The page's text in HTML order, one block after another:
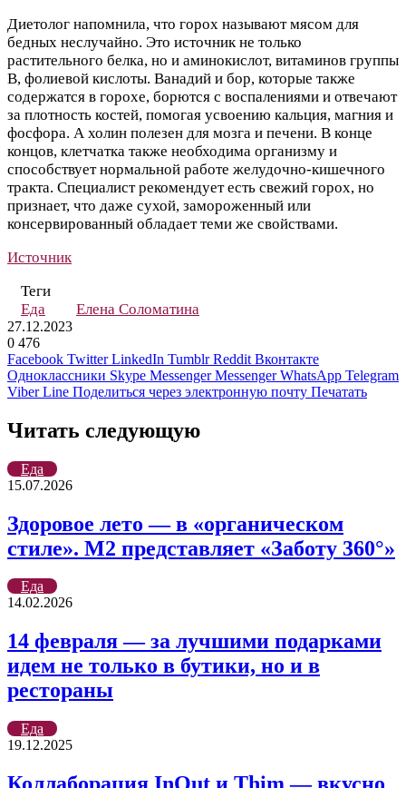
Диетолог напомнила, что горох называют мясом для
бедных неслучайно. Это источник не только
растительного белка, но и аминокислот, витаминов группы
В, фолиевой кислоты. Ванадий и бор, которые также
содержатся в горохе, борются с воспалениями и отвечают
за плотность костей, помогая усвоению кальция, магния и
фосфора. А холин полезен для мозга и печени. В конце
концов, клетчатка также необходима организму и
способствует нормальной работе желудочно-кишечного
тракта. Специалист рекомендует есть свежий горох, но
признает, что даже сухой, замороженный или
консервированный обладает теми же свойствами.
Источник
Теги
Еда
Елена Соломатина
27.12.2023
0 476
Facebook Twitter LinkedIn Tumblr Reddit Вконтакте
Одноклассники Skype Messenger Messenger WhatsApp Telegram
Viber Line Поделиться через электронную почту Печатать
Читать следующую
Еда
15.07.2026
Здоровое лето — в «органическом
стиле». М2 представляет «Заботу 360°»
Еда
14.02.2026
14 февраля — за лучшими подарками
идем не только в бутики, но и в
рестораны
Еда
19.12.2025